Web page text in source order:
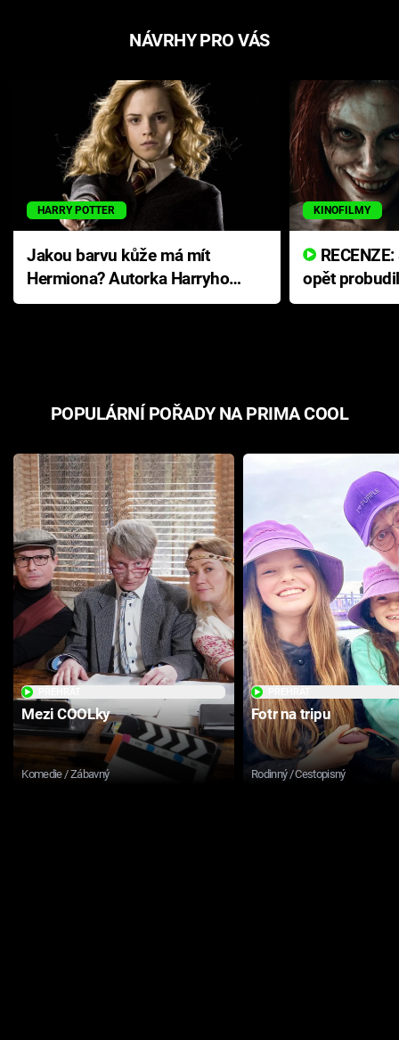
NÁVRHY PRO VÁS
HARRY POTTER
Jakou barvu kůže má mít
Hermiona? Autorka Harryho
Pottera přišla s ráznou
KINOFILMY
opět
přichází s
POPULÁRNÍ POŘADY NA PRIMA COOL
Mezi COOLky
Komedie / Zábavný
Fotr na tripu
Rodinný / Cestopisný